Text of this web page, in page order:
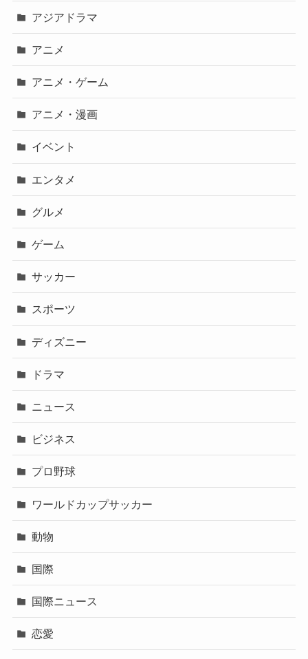
アジアドラマ
アニメ
アニメ・ゲーム
アニメ・漫画
イベント
エンタメ
グルメ
ゲーム
サッカー
スポーツ
ディズニー
ドラマ
ニュース
ビジネス
プロ野球
ワールドカップサッカー
動物
国際
国際ニュース
恋愛